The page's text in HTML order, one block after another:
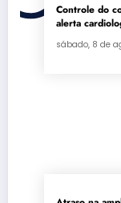
Controle do
alerta
sábado, 8 de